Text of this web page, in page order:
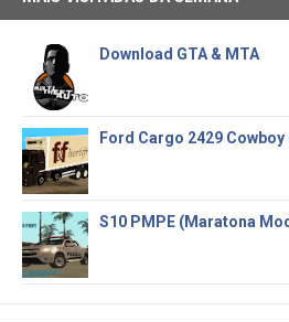
Download GTA & MTA
Ford Cargo 2429 Cowboy
S10 PMPE (Maratona